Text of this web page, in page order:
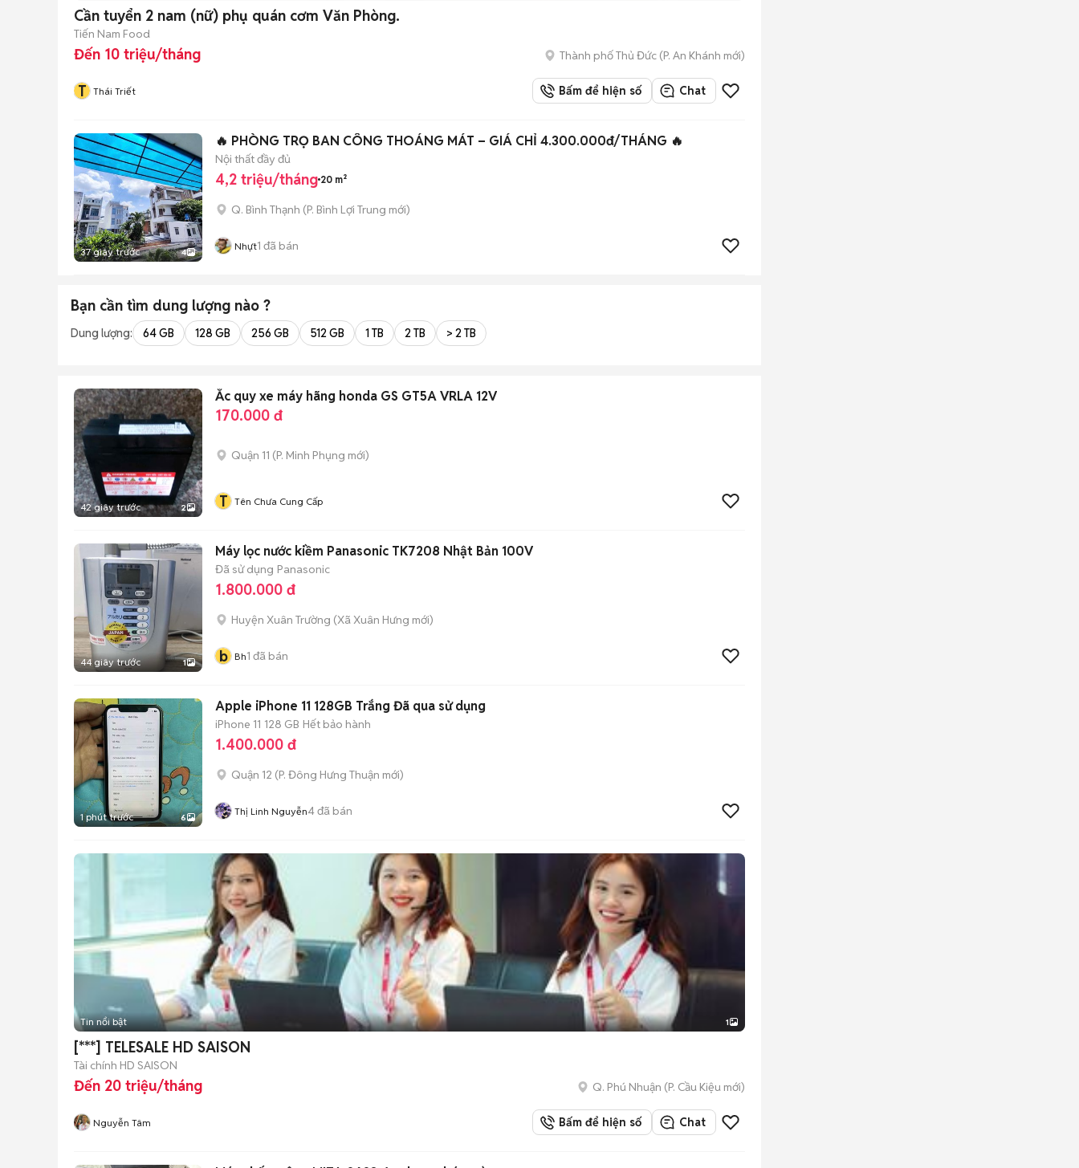
Cần tuyển 2 nam (nữ) phụ quán cơm Văn Phòng.
Tiến Nam Food
Đến 10 triệu/tháng Thành phố Thủ Đức (P. An Khánh mới)
T Thái Triết Bấm để hiện số Chat
37 giây trước 4
🔥 PHÒNG TRỌ BAN CÔNG THOÁNG MÁT – GIÁ CHỈ 4.300.000đ/THÁNG 🔥
Nội thất đầy đủ
4,2 triệu/tháng 20 m²
Q. Bình Thạnh (P. Bình Lợi Trung mới)
Nhựt1 đã bán
Bạn cần tìm dung lượng nào ?
Dung lượng: 64 GB 128 GB 256 GB 512 GB 1 TB 2 TB > 2 TB
42 giây trước 2
Ắc quy xe máy hãng honda GS GT5A VRLA 12V
170.000 đ
Quận 11 (P. Minh Phụng mới)
T Tên Chưa Cung Cấp
44 giây trước 1
Máy lọc nước kiềm Panasonic TK7208 Nhật Bản 100V
Đã sử dụng Panasonic
1.800.000 đ
Huyện Xuân Trường (Xã Xuân Hưng mới)
b Bh1 đã bán
1 phút trước 6
Apple iPhone 11 128GB Trắng Đã qua sử dụng
iPhone 11 128 GB Hết bảo hành
1.400.000 đ
Quận 12 (P. Đông Hưng Thuận mới)
Thị Linh Nguyễn4đã bán
Tin nổi bật 1
[***] TELESALE HD SAISON
Tài chính HD SAISON
Đến 20 triệu/tháng Q. Phú Nhuận (P. Cầu Kiệu mới)
Nguyễn Tâm Bấm để hiện số Chat